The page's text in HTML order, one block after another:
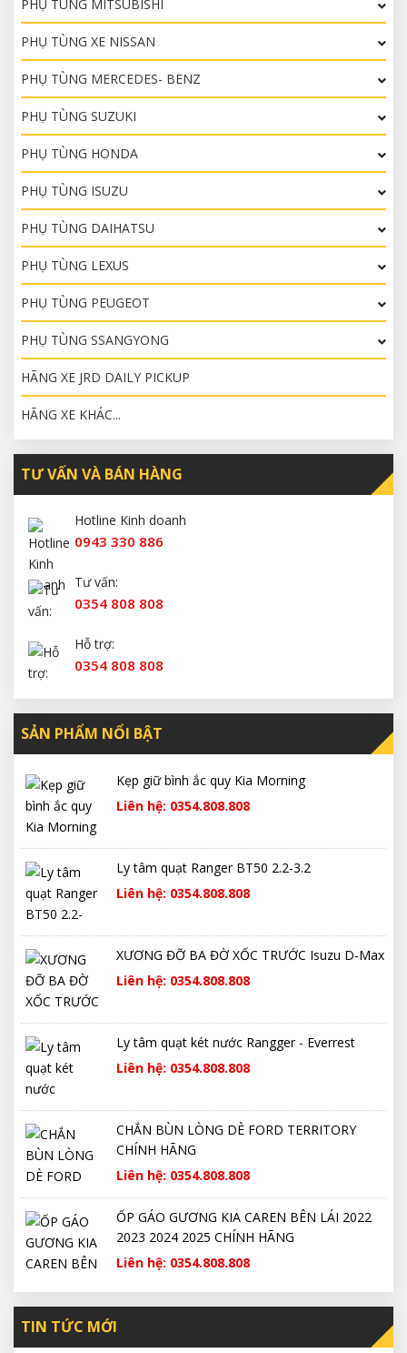
PHỤ TÙNG MITSUBISHI
PHỤ TÙNG XE NISSAN
PHỤ TÙNG MERCEDES- BENZ
PHỤ TÙNG SUZUKI
PHỤ TÙNG HONDA
PHỤ TÙNG ISUZU
PHỤ TÙNG DAIHATSU
PHỤ TÙNG LEXUS
PHỤ TÙNG PEUGEOT
PHỤ TÙNG SSANGYONG
HÃNG XE JRD DAILY PICKUP
HÃNG XE KHÁC...
TƯ VẤN VÀ BÁN HÀNG
Hotline Kinh doanh
0943 330 886
Tư vấn:
0354 808 808
Hỗ trợ:
0354 808 808
SẢN PHẨM NỔI BẬT
Kẹp giữ bình ắc quy Kia Morning
Liên hệ: 0354.808.808
Ly tâm quạt Ranger BT50 2.2-3.2
Liên hệ: 0354.808.808
XƯƠNG ĐỠ BA ĐỜ XỐC TRƯỚC Isuzu D-Max
Liên hệ: 0354.808.808
Ly tâm quạt két nước Rangger - Everrest
Liên hệ: 0354.808.808
CHẮN BÙN LÒNG DÈ FORD TERRITORY
CHÍNH HÃNG
Liên hệ: 0354.808.808
ỐP GÁO GƯƠNG KIA CAREN BÊN LÁI 2022
2023 2024 2025 CHÍNH HÃNG
Liên hệ: 0354.808.808
TIN TỨC MỚI